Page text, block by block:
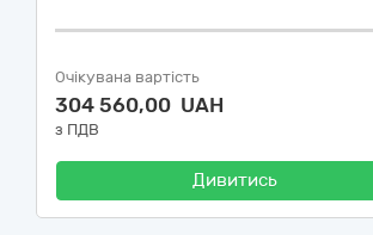
Очікувана вартість
304 560,00 UAH
з ПДВ
Дивитись